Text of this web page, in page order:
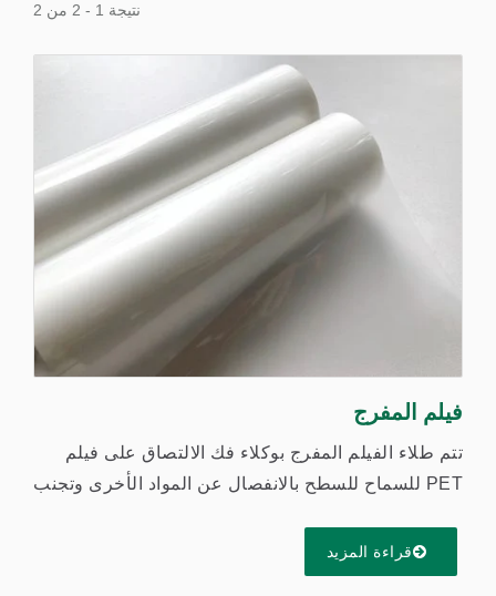
نتيجة 1 - 2 من 2
فيلم المفرج
تتم طلاء الفيلم المفرج بوكلاء فك الالتصاق على فيلم
PET للسماح للسطح بالانفصال عن المواد الأخرى وتجنب
قراءة المزيد